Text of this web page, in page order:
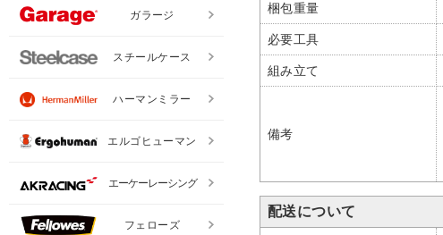
梱包重量
必要工具
組み立て
備考
配送について
ガラージ
スチールケース
ハーマンミラー
エルゴヒューマン
エーケーレーシング
フェローズ